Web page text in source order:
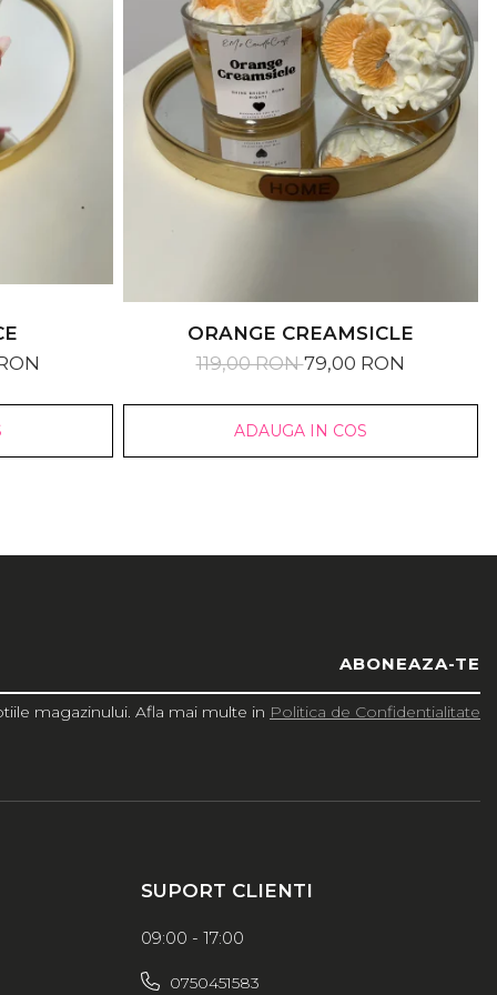
ORANGE CREAMSICLE
119,00 RON79,00 RON
ADAUGA IN COS
magazinului. Afla mai multe in Politica de Confidentialitate
SUPORT CLIENTI
09:00 - 17:00
0750451583